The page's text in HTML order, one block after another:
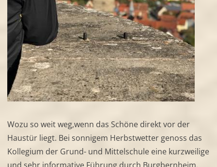
Wozu so weit weg,wenn das Schöne direkt vor der
Haustür liegt. Bei sonnigem Herbstwetter genoss das
Kollegium der Grund- und Mittelschule eine kurzweilige